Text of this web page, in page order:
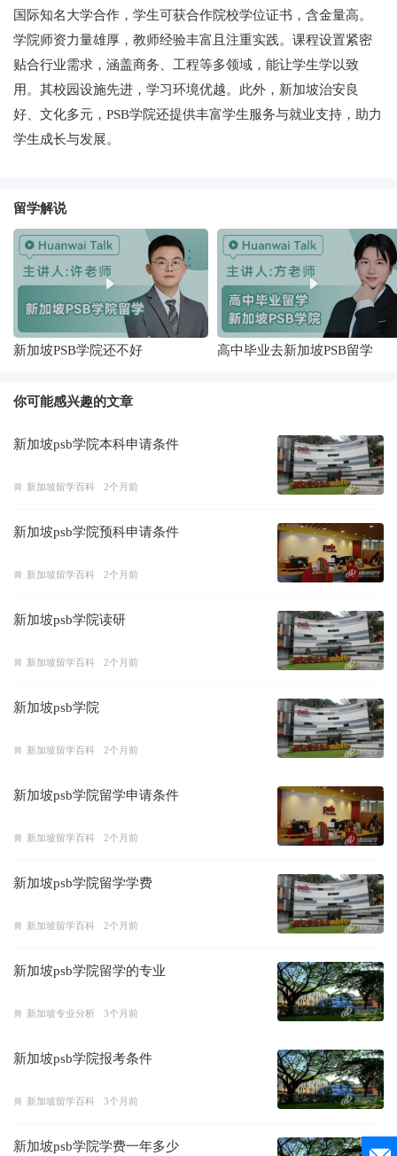
国际知名大学合作，学生可获合作院校学位证书，含金量高。
学院师资力量雄厚，教师经验丰富且注重实践。课程设置紧密
贴合行业需求，涵盖商务、工程等多领域，能让学生学以致
用。其校园设施先进，学习环境优越。此外，新加坡治安良
好、文化多元，PSB学院还提供丰富学生服务与就业支持，助力
学生成长与发展。
留学解说
新加坡PSB学院还不好 高中毕业去新加坡PSB留学
你可能感兴趣的文章
新加坡psb学院本科申请条件
新加坡留学百科 2个月前
新加坡psb学院预科申请条件
新加坡留学百科 2个月前
新加坡psb学院读研
新加坡留学百科 2个月前
新加坡psb学院
新加坡留学百科 2个月前
新加坡psb学院留学申请条件
新加坡留学百科 2个月前
新加坡psb学院留学学费
新加坡留学百科 2个月前
新加坡psb学院留学的专业
新加坡专业分析 3个月前
新加坡psb学院报考条件
新加坡留学百科 3个月前
新加坡psb学院学费一年多少